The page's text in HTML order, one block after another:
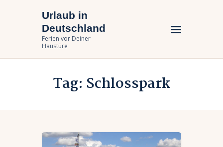
Urlaub in
Deutschland
Ferien vor Deiner
Haustüre
Tag: Schlosspark
Urlaub in Deutschland
Ferien vor Deiner Haustüre
Urlaub zuhause
Bundesländer